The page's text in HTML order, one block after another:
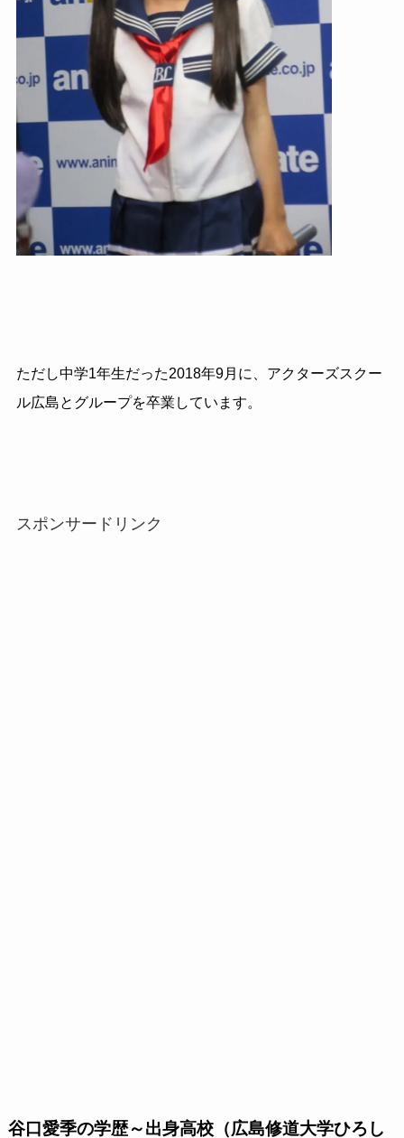
ただし中学1年生だった2018年9月に、アクターズスクー
ル広島とグループを卒業しています。
スポンサードリンク
谷口愛季の学歴～出身高校（広島修道大学ひろし